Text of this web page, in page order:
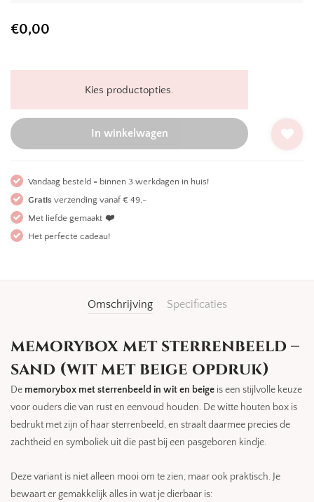
€0,00
Kies productopties.
In winkelwagen
Vandaag besteld = binnen 3 werkdagen in huis!
Gratis verzending vanaf € 49,-
Met liefde gemaakt ❤️
Het perfecte cadeau!
Omschrijving Specificaties
memorybox met sterrenbeeld –
sand (wit met beige opdruk)
De memorybox met sterrenbeeld in wit en beige is een stijlvolle keuze
voor ouders die van rust en eenvoud houden. De witte houten box is
bedrukt met zijn of haar sterrenbeeld, en straalt daarmee precies de
zachtheid en symboliek uit die past bij een pasgeboren kindje.
Deze variant is niet alleen mooi om te zien, maar ook praktisch. Je
bewaart er gemakkelijk alles in wat je dierbaar is: